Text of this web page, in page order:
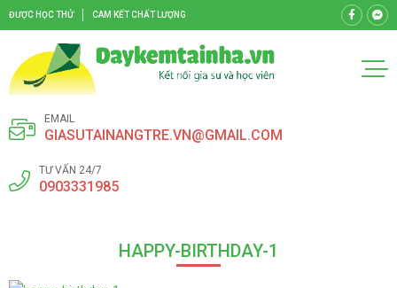
ĐƯỢC HỌC THỬ CAM KẾT CHẤT LƯỢNG
EMAIL
GIASUTAINANGTRE.VN@GMAIL.COM
TƯ VẤN 24/7
0903331985
HAPPY-BIRTHDAY-1